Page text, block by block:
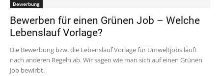
Bewerbung
Bewerben für einen Grünen Job – Welche
Lebenslauf Vorlage?
Die Bewerbung bzw. die Lebenslauf Vorlage für Umweltjobs läuft
nach anderen Regeln ab. Wir sagen wie man sich auf einen Grünen
Job bewirbt.